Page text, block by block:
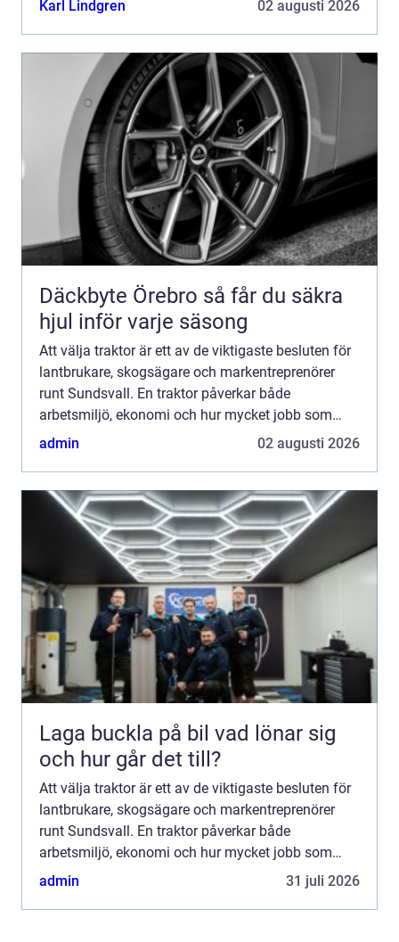
Karl Lindgren 02 augusti 2026
Däckbyte Örebro så får du säkra
hjul inför varje säsong
Att välja traktor är ett av de viktigaste besluten för
lantbrukare, skogsägare och markentreprenörer
runt Sundsvall. En traktor påverkar både
arbetsmiljö, ekonomi och hur mycket jobb som
faktiskt blir gjort under året. Klimatet i Norrland
admin 02 augusti 2026
Laga buckla på bil vad lönar sig
och hur går det till?
Att välja traktor är ett av de viktigaste besluten för
lantbrukare, skogsägare och markentreprenörer
runt Sundsvall. En traktor påverkar både
arbetsmiljö, ekonomi och hur mycket jobb som
faktiskt blir gjort under året. Klimatet i Norrland
admin 31 juli 2026